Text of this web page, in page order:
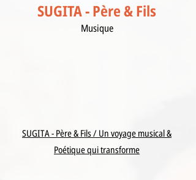
SUGITA - Père & Fils
Musique
SUGITA - Père & Fils / Un voyage musical &
Poétique qui transforme